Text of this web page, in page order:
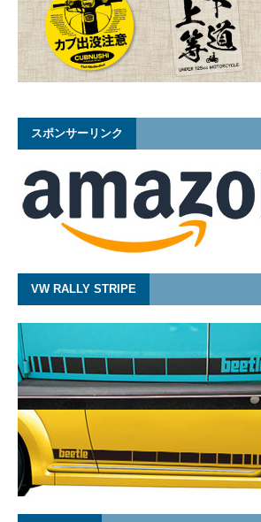
スポンサーリンク
VW RALLY STRIPE